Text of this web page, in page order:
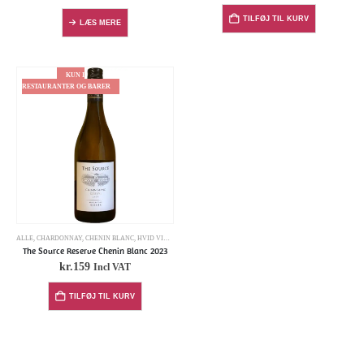
LÆS MERE TILFØJ TIL KURV
KUN I
RESTAURANTER OG BARER
ALLE CHARDONNAY, CHENIN BLANC HVID VINE
The Source Reserve Chenin Blanc 2023
kr.159 Incl VAT
TILFØJ TIL KURV